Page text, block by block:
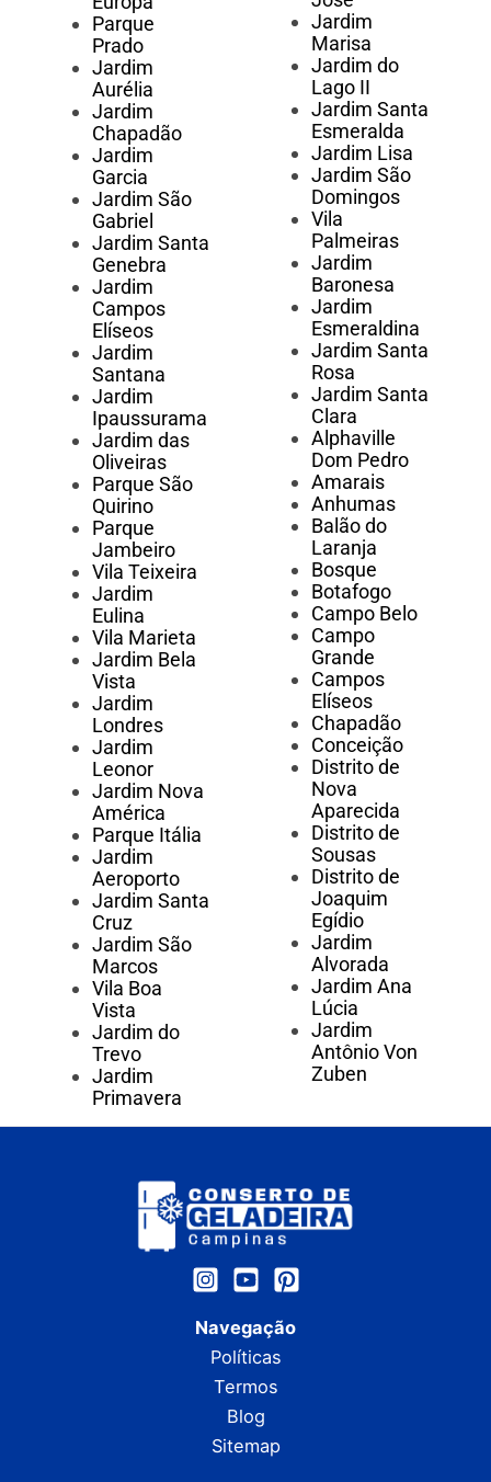
Parque
Prado
Jardim
Aurélia
Jardim
Chapadão
Jardim
Garcia
Jardim São
Gabriel
Jardim Santa
Genebra
Jardim
Campos
Elíseos
Jardim
Santana
Jardim
Ipaussurama
Jardim das
Oliveiras
Parque São
Quirino
Parque
Jambeiro
Vila Teixeira
Jardim
Eulina
Vila Marieta
Jardim Bela
Vista
Jardim
Londres
Jardim
Leonor
Jardim Nova
América
Parque Itália
Jardim
Aeroporto
Jardim Santa
Cruz
Jardim São
Marcos
Vila Boa
Vista
Jardim do
Trevo
Jardim
Primavera
Jardim
Marisa
Jardim do
Lago II
Jardim Santa
Esmeralda
Jardim Lisa
Jardim São
Domingos
Vila
Palmeiras
Jardim
Baronesa
Jardim
Esmeraldina
Jardim Santa
Rosa
Jardim Santa
Clara
Alphaville
Dom Pedro
Amarais
Anhumas
Balão do
Laranja
Bosque
Botafogo
Campo Belo
Campo
Grande
Campos
Elíseos
Chapadão
Conceição
Distrito de
Nova
Aparecida
Distrito de
Sousas
Distrito de
Joaquim
Egídio
Jardim
Alvorada
Jardim Ana
Lúcia
Jardim
Antônio Von
Zuben
Navegação
Políticas
Termos
Blog
Sitemap